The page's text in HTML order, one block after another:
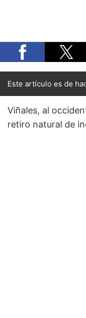
Este artículo es de
Viñales, al
retiro natural de